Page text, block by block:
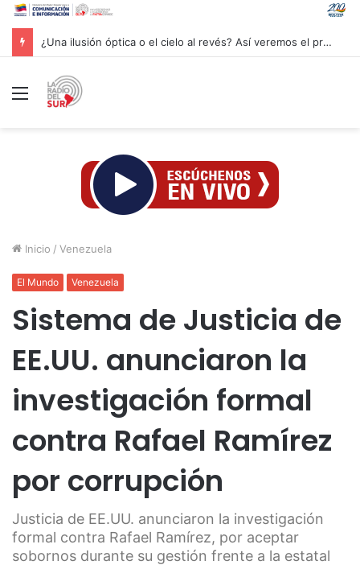
¿Una ilusión óptica o el cielo al revés? Así veremos el próximo eclipse solar
Menú
Inicio / Venezuela
El Mundo Venezuela
Sistema de Justicia de
EE.UU. anunciaron la
investigación formal
contra Rafael Ramírez
por corrupción
Justicia de EE.UU. anunciaron la investigación
formal contra Rafael Ramírez, por aceptar
sobornos durante su gestión frente a la estatal